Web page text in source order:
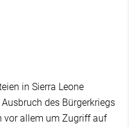
in Sierra Leone
des Bürgerkriegs
vor allem um Zugriff auf